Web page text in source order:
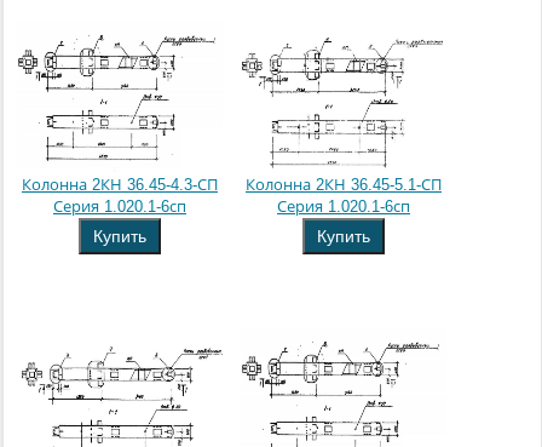
Колонна 2КН 36.45-4.3-СП
Серия 1.020.1-6сп
Купить
Колонна 2КН 36.45-5.1-СП
Серия 1.020.1-6сп
Купить